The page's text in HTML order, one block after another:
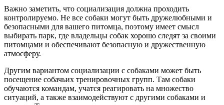
Важно заметить, что социализация должна проходить
контролируемо. Не все собаки могут быть дружелюбными и
безопасными для вашего питомца, поэтому имеет смысл
выбирать парк, где владельцы собак хорошо следят за своими
питомцами и обеспечивают безопасную и дружественную
атмосферу.
Другим вариантом социализации с собаками может быть
посещение собачьих тренировочных групп. Там собаки
обучаются командам, учатся реагировать на множество
ситуаций, а также взаимодействуют с другими собаками и